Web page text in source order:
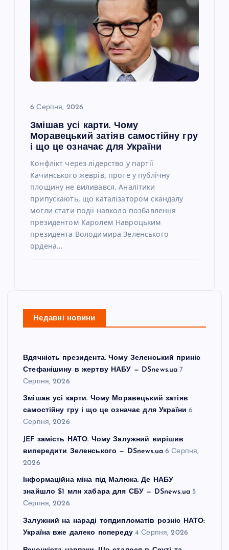
6 Серпня, 2026
Змішав усі карти. Чому
Моравецький затіяв самостійну гру
і що це означає для України
Конфлікт через лідерство у партії
Качинського жеврів, проте у публічну
площину не виливався. Аналітики
припускають, що каталізатором скандалу
могли стати події навколо позбавлення
президентом Каролем Навроцьким
президента Володимира Зеленського
ордена…
Недавні новини
Вдячність президента. Чому Зеленський приніс
Стефанішину в жертву НАБУ — DSnews.ua 7
Серпня, 2026
Змішав усі карти. Чому Моравецький затіяв
самостійну гру і що це означає для України 6
Серпня, 2026
JEF замість НАТО. Чому Залужний вирішив
випередити Зеленського — DSnews.ua 6 Серпня,
2026
Інформаційна міна під Малюка. Де НАБУ
знайшло $1 млн хабара для СБУ — DSnews.ua 5
Серпня, 2026
Залужний на нараді топдипломатів розніс НАТО:
Україна вже далеко попереду 4 Серпня, 2026